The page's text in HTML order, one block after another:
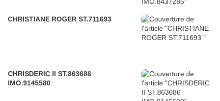
CHRISTIANE ROGER ST.711693
CHRISDERIC II ST.863686
IMO.9145580